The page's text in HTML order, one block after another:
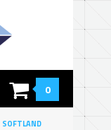
0
SOFTLAND